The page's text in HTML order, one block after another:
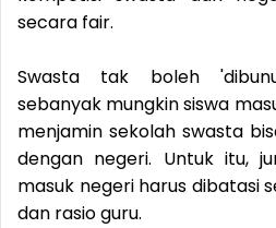
secara fair.
Swasta tak boleh
sebanyak mungkin siswa
menjamin sekolah swasta
dengan negeri. Untuk itu,
masuk negeri harus dibatasi
dan rasio guru.